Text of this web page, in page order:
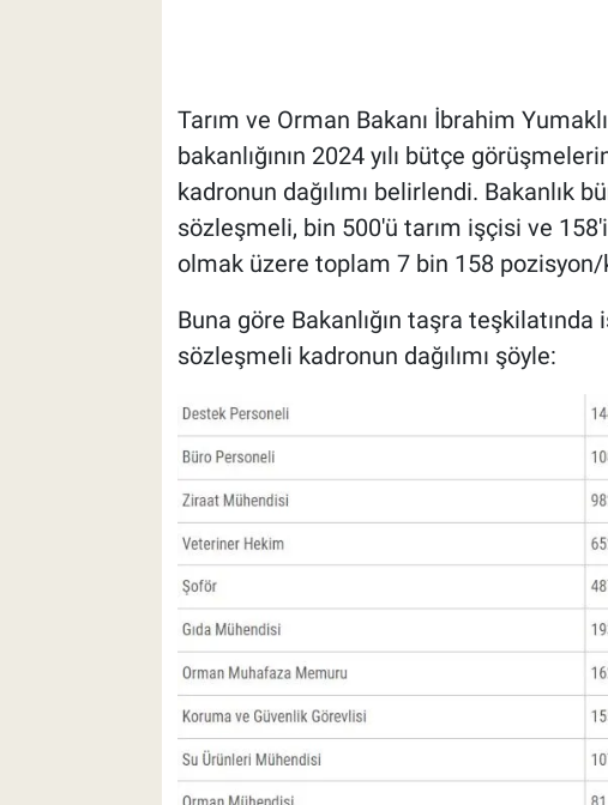
Tarım ve Orman Bakanı İbrahim
bakanlığının 2024 yılı bütçe
kadronun dağılımı belirlendi. Bakanlık
sözleşmeli, bin 500'ü tarım işçisi ve
olmak üzere toplam 7 bin 158
Buna göre Bakanlığın taşra
sözleşmeli kadronun dağılımı şöyle: